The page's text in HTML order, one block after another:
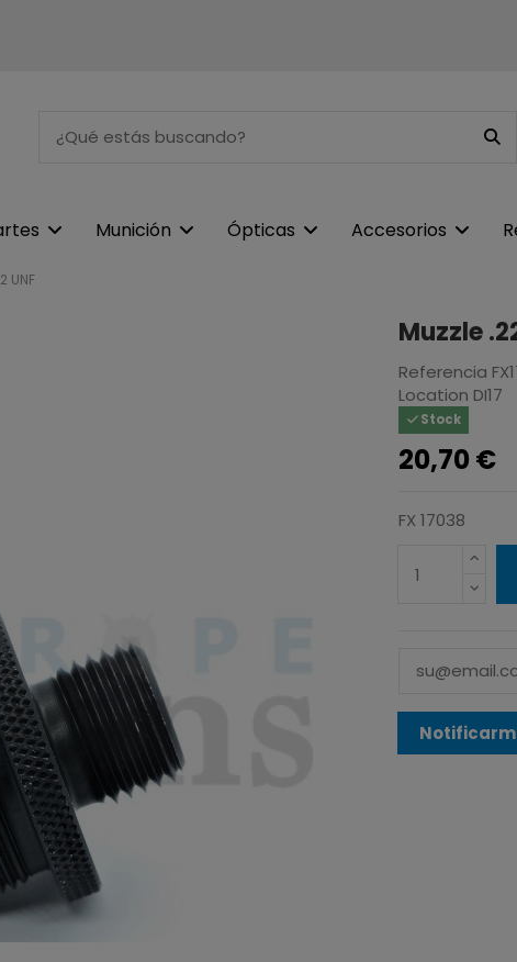
Munición Ópticas Accesorios
UNF
Muzzle
Referencia
Location DI17
Stock
20,70 €
FX 17038